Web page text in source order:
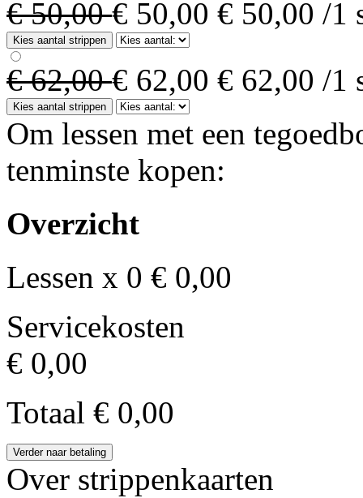
€ 50,00€ 50,00 € 50,00 /1
Kies aantal strippen
€ 62,00€ 62,00 € 62,00 /1
Kies aantal strippen
Om lessen met een
tenminste kopen:
Overzicht
Lessen x 0 € 0,00
Servicekosten
€ 0,00
Totaal € 0,00
Verder naar betaling
Over strippenkaarten